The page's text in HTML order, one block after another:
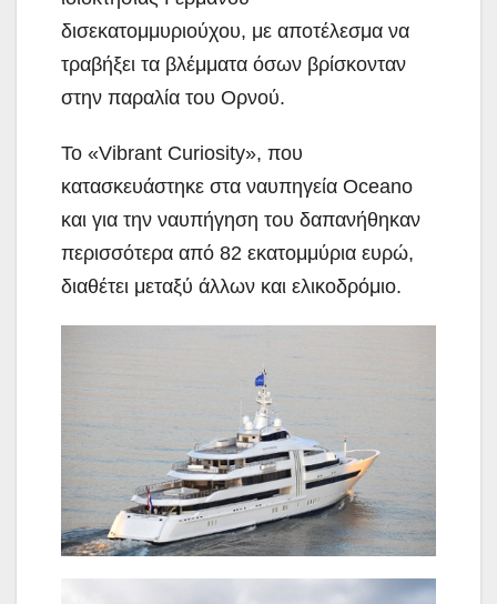
δισεκατομμυριούχου, με αποτέλεσμα να
τραβήξει τα βλέμματα όσων βρίσκονταν
στην παραλία του Ορνού.
Το «Vibrant Curiosity», που
κατασκευάστηκε στα ναυπηγεία Oceano
και για την ναυπήγηση του δαπανήθηκαν
περισσότερα από 82 εκατομμύρια ευρώ,
διαθέτει μεταξύ άλλων και ελικοδρόμιο.